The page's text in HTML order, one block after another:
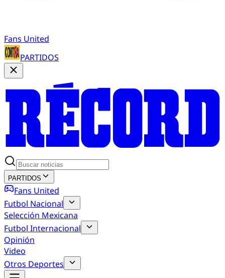
Fans United
PARTIDOS
PARTIDOS
Fans United
Futbol Nacional
Selección Mexicana
Futbol Internacional
Opinión
Video
Otros Deportes